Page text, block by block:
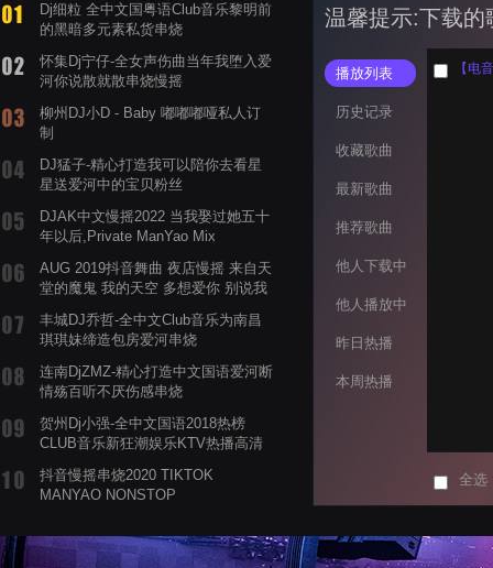
Dj细粒 全中文国粤语Club音乐黎明前
的黑暗多元素私货串烧
怀集Dj宁仔-全女声伤曲当年我堕入爱
河你说散就散串烧慢摇
柳州DJ小D - Baby 嘟嘟嘟哑私人订
制
DJ猛子-精心打造我可以陪你去看星
星送爱河中的宝贝粉丝
DJAK中文慢摇2022 当我娶过她五十
年以后,Private ManYao Mix
AUG 2019抖音舞曲 夜店慢摇 来自天
堂的魔鬼 我的天空 多想爱你 别说我
丰城DJ乔哲-全中文Club音乐为南昌
琪琪妹缔造包房爱河串烧
连南DjZMZ-精心打造中文国语爱河断
情殇百听不厌伤感串烧
贺州Dj小强-全中文国语2018热榜
CLUB音乐新狂潮娱乐KTV热播高清
抖音慢摇串烧2020 TIKTOK
MANYAO NONSTOP
蝉爸爸妈妈爱存在夏天的风是想你的
声音啊
温馨提示:下载的
播放列表
历史记录
收藏歌曲
最新歌曲
推荐歌曲
他人下载中
他人播放中
昨日热播
本周热播
【电
全选